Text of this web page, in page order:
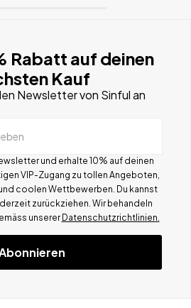
Rabatt auf deinen
Kauf
Newsletter von Sinful an
und erhalte 10% auf deinen
VIP-Zugang zu tollen Angeboten,
coolen Wettbewerben. Du kannst
zurückziehen. Wir behandeln
ss unserer Datenschutzrichtlinien.